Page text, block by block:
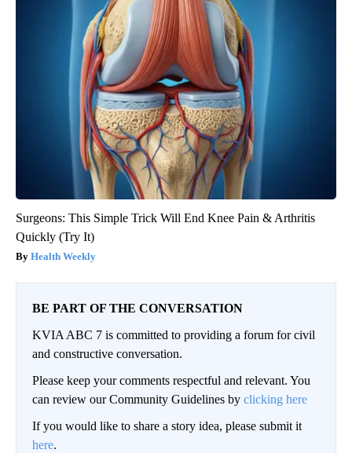
Surgeons: This Simple Trick Will End Knee Pain & Arthritis
Quickly (Try It)
Health Weekly
BE PART OF THE CONVERSATION
KVIA ABC 7 is committed to providing a forum for civil
and constructive conversation.
Please keep your comments respectful and relevant. You
can review our Community Guidelines by clicking here
If you would like to share a story idea, please submit it
here.